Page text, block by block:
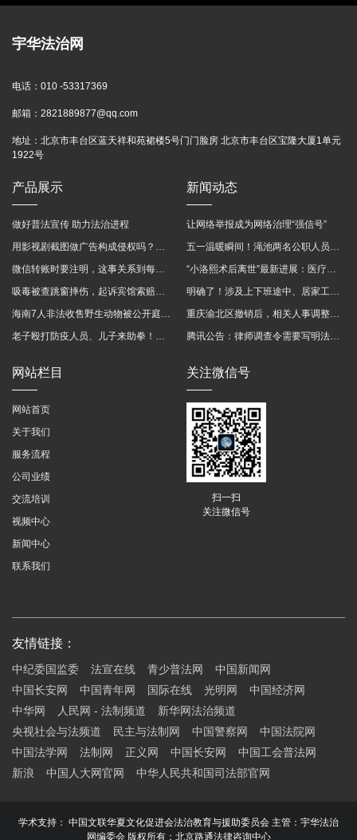
宇华法治网
电话： 010 -53317369
邮箱： 2821889877@qq.com
地址： 北京市丰台区蓝天祥和苑裙楼5号门门脸房 北京市丰台区宝隆大厦1单元
1922号
产品展示
做好普法宣传 助力法治进程
用影视剧截图做广告构成侵权吗？法院这样判
微信转账时要注明，这事关系到每个人……
吸毒被查跳窗摔伤，起诉宾馆索赔，法院这样判！
海南7人非法收售野生动物被公开庭审 涉案金额2100多万
老子殴打防疫人员、儿子来助拳！均被判刑
新闻动态
让网络举报成为网络治理“强信号”
五一温暖瞬间！渑池两名公职人员，路遇车祸挺身而出
“小洛熙术后离世”最新进展：医疗事故鉴定已启动
明确了！涉及上下班途中、居家工作等，这些情形可认定工伤→
重庆渝北区撤销后，相关人事调整再披露
腾讯公告：律师调查令需要写明法官手机号，2025年12月31日后施行
网站栏目
网站首页
关于我们
服务流程
公司业绩
交流培训
视频中心
新闻中心
联系我们
关注微信号
扫一扫
关注微信号
友情链接：
中纪委国监委 法宣在线 青少普法网
中国新闻网
中国长安网
中国青年网 国际在线 光明网
中国经济网
中华网
人民网 - 法制频道
新华网法治频道
央视社会与法频道
民主与法制网 中国警察网
中国法院网
中国法学网
法制网 正义网 中国长安网
中国工会普法网
新浪
中国人大网官网 中华人民共和国司法部官网
学术支持： 中国文联华夏文化促进会法治教育与援助委员会 主管：宇华法治
网编委会 版权所有：北京路通法律咨询中心